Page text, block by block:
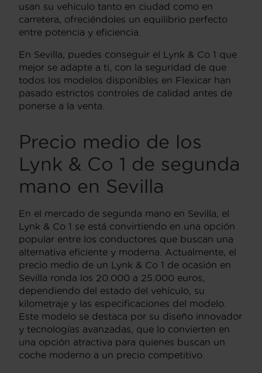
usan su vehículo tanto en ciudad como en
carretera, ofreciéndoles un equilibrio perfecto
entre potencia y eficiencia.
En Sevilla, puedes conseguir el Lynk & Co 1 que
mejor se adapte a ti, con la seguridad de que
todos los modelos disponibles en Flexicar han
pasado estrictos controles de calidad antes de
ponerse a la venta.
Precio medio de los
Lynk & Co 1 de segunda
mano en Sevilla
En el mercado de segunda mano en Sevilla, el
Lynk & Co 1 se está convirtiendo en una opción
popular entre los conductores que buscan una
alternativa eficiente y moderna. Actualmente, el
precio medio de un Lynk & Co 1 de ocasión en
Sevilla ronda los 20.000 a 25.000 euros,
dependiendo del estado del vehículo, su
kilometraje y las especificaciones del modelo.
Este modelo se destaca por su diseño innovador
y tecnologías avanzadas, que lo convierten en
una opción atractiva para quienes buscan un
coche moderno a un precio competitivo.